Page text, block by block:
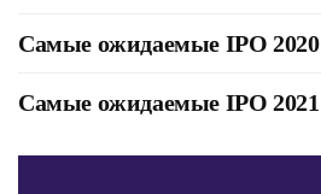
Самые ожидаемые IPO 2020
Самые ожидаемые IPO 2021